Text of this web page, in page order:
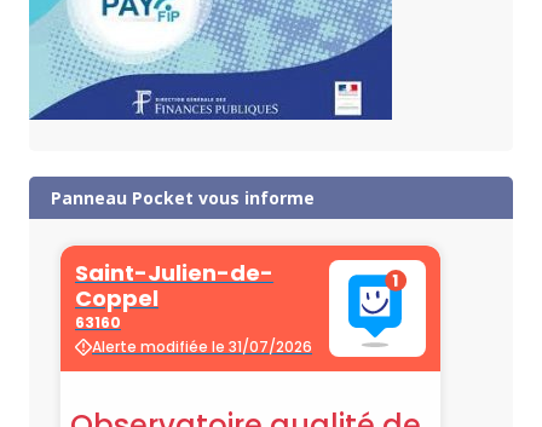
Panneau Pocket vous informe